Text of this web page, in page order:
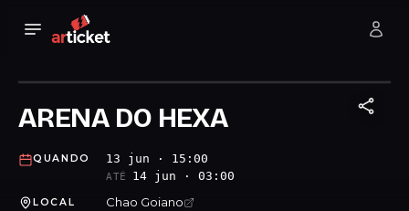
ARENA DO HEXA
QUANDO 13 jun · 15:00
ATÉ 14 jun · 03:00
LOCAL Chao Goiano